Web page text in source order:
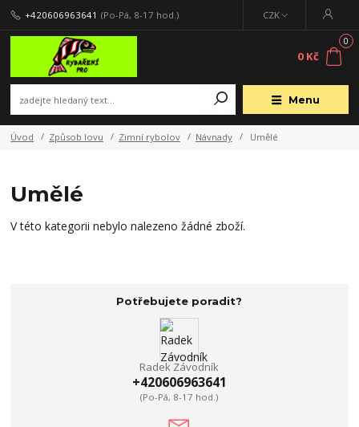
Menu
CZK
+420606963641 (Po-Pá, 8-17 hod.)
0
0 Kč
Úvod Způsob lovu Zimní rybolov Návnady Umělé
Umělé
V této kategorii nebylo nalezeno žádné zboží.
Potřebujete poradit?
Radek Závodník
+420606963641
(Po-Pá, 8-17 hod.)